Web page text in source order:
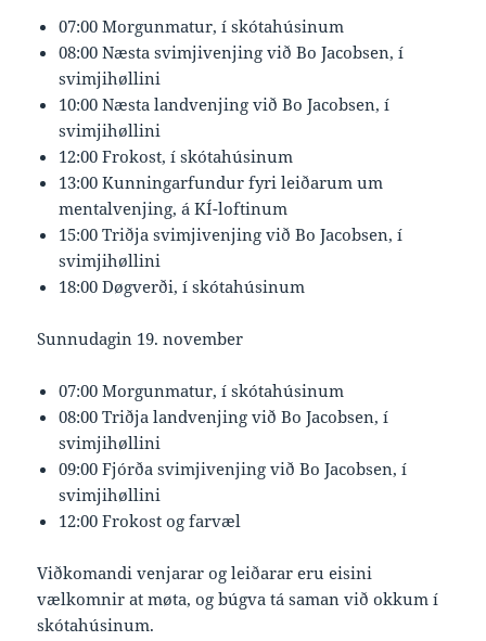
07:00 Morgunmatur, í skótahúsinum
08:00 Næsta svimjivenjing við Bo Jacobsen, í
svimjihøllini
10:00 Næsta landvenjing við Bo Jacobsen, í
svimjihøllini
12:00 Frokost, í skótahúsinum
13:00 Kunningarfundur fyri leiðarum um
mentalvenjing, á KÍ-loftinum
15:00 Triðja svimjivenjing við Bo Jacobsen, í
svimjihøllini
18:00 Døgverði, í skótahúsinum
Sunnudagin 19. november
07:00 Morgunmatur, í skótahúsinum
08:00 Triðja landvenjing við Bo Jacobsen, í
svimjihøllini
09:00 Fjórða svimjivenjing við Bo Jacobsen, í
svimjihøllini
12:00 Frokost og farvæl
Viðkomandi venjarar og leiðarar eru eisini
vælkomnir at møta, og búgva tá saman við okkum í
skótahúsinum.